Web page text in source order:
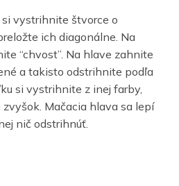
vystrihnite štvorce o
ich diagonálne. Na
“chvost”. Na hlave zahnite
a takisto odstrihnite podľa
si vystrihnite z inej farby,
Mačacia hlava sa lepí
nič odstrihnúť.